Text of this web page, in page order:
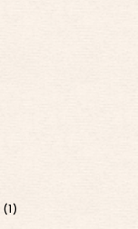
(1)